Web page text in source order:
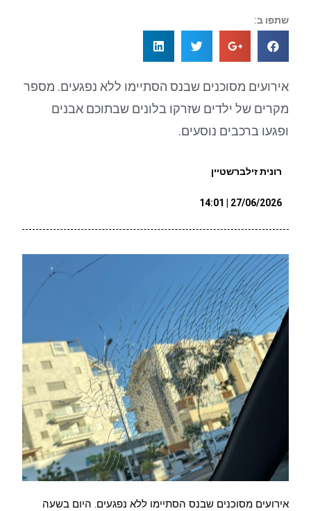
שתפו ב:
אירועים מסוכנים שבנס הסתיימו ללא נפגעים. מספר
מקרים של ילדים שזרקו בלונים שבתוכם אבנים
ופגעו ברכבים נוסעים.
רונית זילברשטיין
27/06/2026 | 14:01
אירועים מסוכנים שבנס הסתיימו ללא נפגעים. היום בשעה